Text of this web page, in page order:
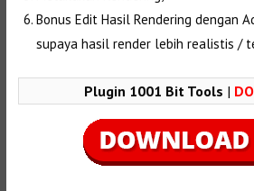
Bonus Edit Hasil Rendering dengan
supaya hasil render lebih realistis /
Plugin 1001 Bit Tools |